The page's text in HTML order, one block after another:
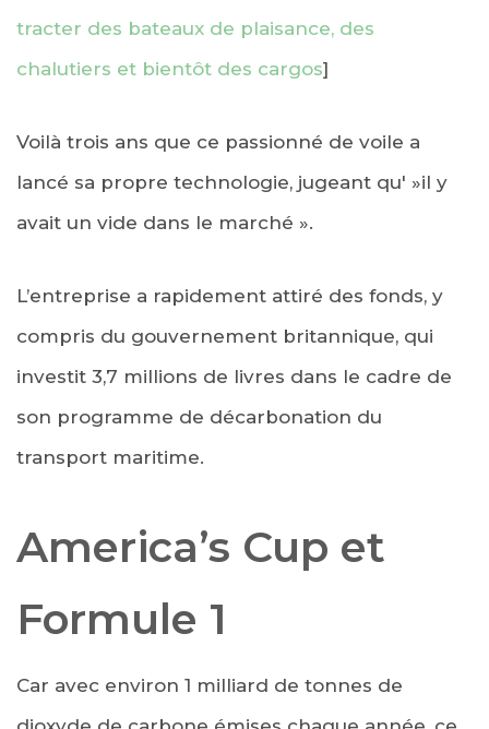
tracter des bateaux de plaisance, des
chalutiers et bientôt des cargos]
Voilà trois ans que ce passionné de voile a
lancé sa propre technologie, jugeant qu' »il y
avait un vide dans le marché ».
L’entreprise a rapidement attiré des fonds, y
compris du gouvernement britannique, qui
investit 3,7 millions de livres dans le cadre de
son programme de décarbonation du
transport maritime.
America’s Cup et
Formule 1
Car avec environ 1 milliard de tonnes de